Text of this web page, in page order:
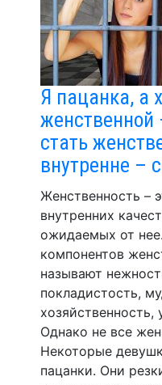
Я пацанка, а
женственной
стать
внутренне –
Женственность –
внутренних
ожидаемых от
компонентов
называют
покладистость,
хозяйственность,
Однако не все
Некоторые
пацанки. Они